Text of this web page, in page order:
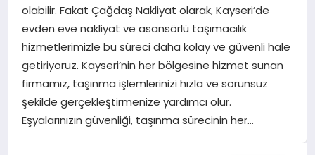
olabilir. Fakat Çağdaş Nakliyat olarak, Kayseri’de
evden eve nakliyat ve asansörlü taşımacılık
hizmetlerimizle bu süreci daha kolay ve güvenli hale
getiriyoruz. Kayseri’nin her bölgesine hizmet sunan
firmamız, taşınma işlemlerinizi hızla ve sorunsuz
şekilde gerçekleştirmenize yardımcı olur.
Eşyalarınızın güvenliği, taşınma sürecinin her…